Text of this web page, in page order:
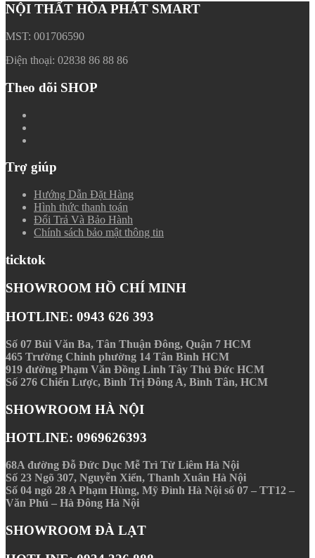
NỘI THẤT HÒA PHÁT SMART
MST: 001706590
Điện thoại: 02838 86 88 86
Theo dõi SHOP
Trợ giúp
Hướng Dẫn Đặt Hàng
Hình thức thanh toán
Đổi Trả Và Bảo Hành
Chính sách bảo mật thông tin
ticktok
SHOWROOM HỒ CHÍ MINH
HOTLINE: 0943 626 393
Số 07 Bùi Văn Ba, Tân Thuận Ðông, Quận 7 HCM
465 Trường Chinh phường 14 Tân Bình HCM
919 đường Phạm Văn Đồng Linh Tây Thủ Đức HCM
Số 276 Chiến Lược, Bình Trị Đông A, Bình Tân, HCM
SHOWROOM HÀ NỘI
HOTLINE: 0969626393
68A đường Đỗ Đức Dục Mễ Trì Từ Liêm Hà Nội
Số 23 Ngõ 307, Nguyễn Xiển, Thanh Xuân Hà Nội
Số 04 ngõ 28 A Phạm Hùng, Mỹ Đình Hà Nội số 07 – TT12 –
Văn Phú – Hà Đông Hà Nội
SHOWROOM ĐÀ LẠT